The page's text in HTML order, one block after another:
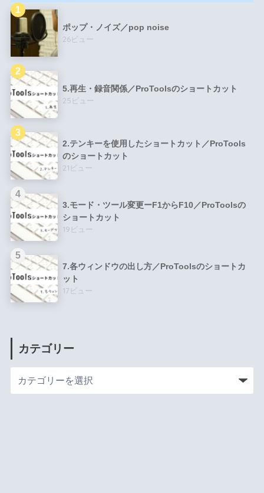
ポップ・ノイズ／pop noise
26ビュー
5.再生・録音関係／ProToolsのショートカット
25ビュー
2.テンキーを使用したショートカット／ProTools
のショートカット
21ビュー
3.モード・ツール変更ーF1からF10／ProToolsの
ショートカット
19ビュー
7.各ウィンドウの出し方／ProToolsのショートカ
ット
17ビュー
カテゴリー